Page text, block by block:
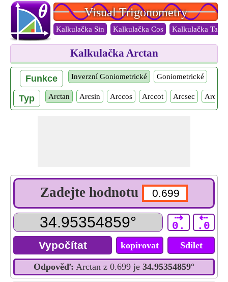
Visual Trigonometry
Kalkulačka Sin Kalkulačka Cos Kalkulačka Tan
Kalkulačka Arctan
Funkce Inverzní Goniometrické Goniometrické
Typ Arctan Arcsin Arccos Arccot Arcsec
Zadejte hodnotu
⇢
0.
⇠
.0
kopírovat Sdílet
Odpověď: Arctan z 0.699 je 34.95354859°